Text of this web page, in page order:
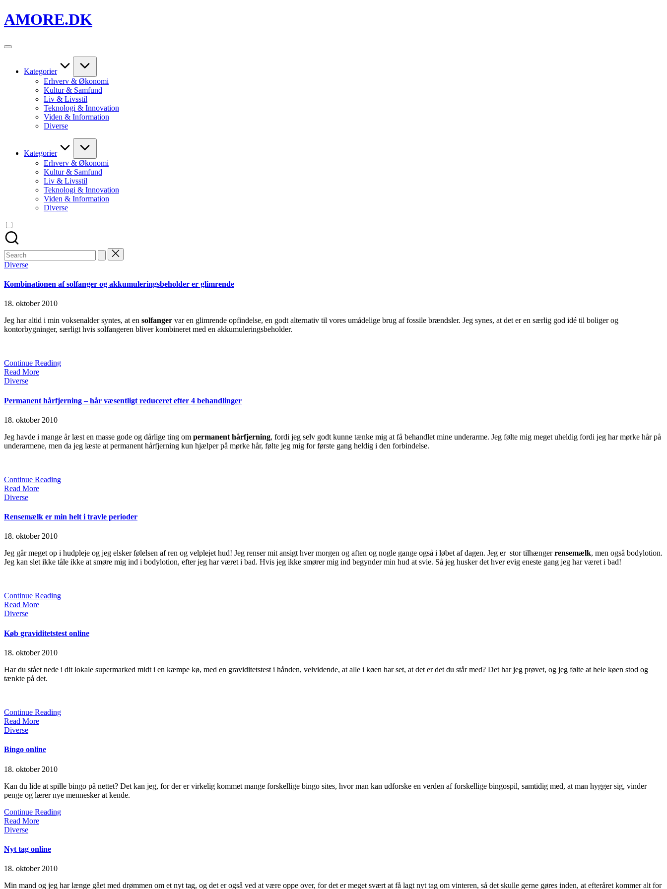
Skip
to
AMORE.DK
For
Kategorier
Erhverv & Økonomi
Kultur & Samfund
Liv & Livsstil
Teknologi & Innovation
Viden & Information
Diverse
Kategorier
Erhverv & Økonomi
Kultur & Samfund
Liv & Livsstil
Teknologi & Innovation
Viden & Information
Diverse
Search
for:
Posted
Diverse
Kombinationen af solfanger og akkumuleringsbeholder er glimrende
18. oktober 2010
Jeg har altid i min voksenalder syntes, at en solfanger var en glimrende opfindelse, en godt alternativ til vores umådelige brug af fossile brændsler. Jeg synes, at det er en særlig god idé til boliger og
kontorbygninger, særligt hvis solfangeren bliver kombineret med en akkumuleringsbeholder.
Continue Reading
Read More
Posted
Diverse
Permanent hårfjerning – hår væsentligt reduceret efter 4 behandlinger
18. oktober 2010
Jeg havde i mange år læst en masse gode og dårlige ting om permanent hårfjerning, fordi jeg selv godt kunne tænke mig at få behandlet mine underarme. Jeg følte mig meget uheldig fordi jeg har mørke hår på
underarmene, men da jeg læste at permanent hårfjerning kun hjælper på mørke hår, følte jeg mig for første gang heldig i den forbindelse.
Continue Reading
Read More
Posted
Diverse
Rensemælk er min helt i travle perioder
18. oktober 2010
Jeg går meget op i hudpleje og jeg elsker følelsen af ren og velplejet hud! Jeg renser mit ansigt hver morgen og aften og nogle gange også i løbet af dagen. Jeg er stor tilhængerrensemælk, men også bodylotion.
Jeg kan slet ikke tåle ikke at smøre mig ind i bodylotion, efter jeg har været i bad. Hvis jeg ikke smører mig ind begynder min hud at svie. Så jeg husker det hver evig eneste gang jeg har været i bad!
Continue Reading
Read More
Posted
Diverse
Køb graviditetstest online
18. oktober 2010
Har du stået nede i dit lokale supermarked midt i en kæmpe kø, med en graviditetstest i hånden, velvidende, at alle i køen har set, at det er det du står med? Det har jeg prøvet, og jeg følte at hele køen stod og
tænkte på det.
Continue Reading
Read More
Posted
Diverse
Bingo online
18. oktober 2010
Kan du lide at spille bingo på nettet? Det kan jeg, for der er virkelig kommet mange forskellige bingo sites, hvor man kan udforske en verden af forskellige bingospil, samtidig med, at man hygger sig, vinder
penge og lærer nye mennesker at kende.
Continue Reading
Read More
Posted
Diverse
Nyt tag online
18. oktober 2010
Min mand og jeg har længe gået med drømmen om et nyt tag, og det er også ved at være oppe over, for det er meget svært at få lagt nyt tag om vinteren, så det skulle gerne gøres inden, at efteråret kommer alt for